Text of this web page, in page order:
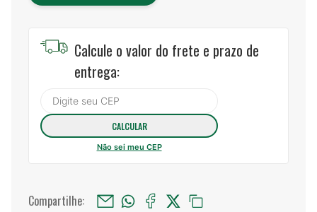
Calcule o valor do frete e prazo de
entrega:
Não sei meu CEP
Compartilhe: